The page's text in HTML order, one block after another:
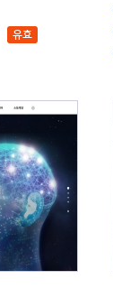
유효